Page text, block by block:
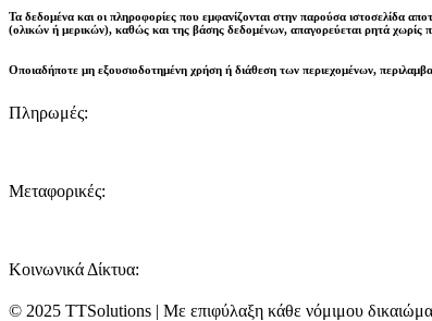
Τα δεδομένα και οι πληροφορίες που εμφανίζονται στην παρούσα ιστοσελίδα
(ολικών ή μερικών), καθώς και της βάσης δεδομένων, απαγορεύεται ρητά χωρίς
Οποιαδήποτε μη εξουσιοδοτημένη χρήση ή διάθεση των περιεχομένων,
Πληρωμές:
Μεταφορικές:
Κοινωνικά Δίκτυα:
© 2025 TTSolutions | Με επιφύλαξη κάθε νόμιμου